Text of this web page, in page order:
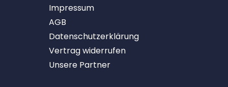
Impressum
AGB
Datenschutzerklärung
Vertrag widerrufen
Unsere Partner